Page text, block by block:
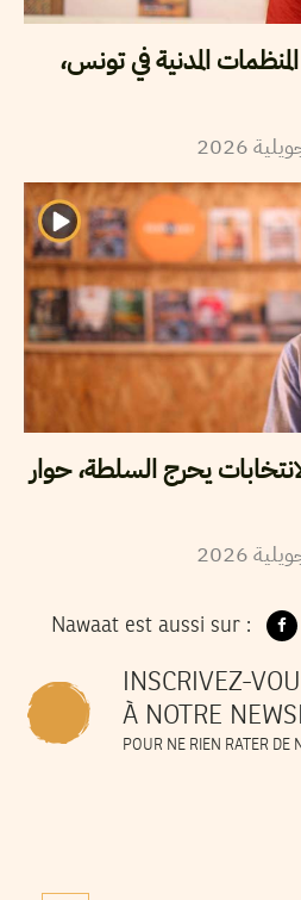
المدنية في تونس،
2026
يحرج السلطة، حوار
2026
Nawaat est aussi sur :
INSCRIVEZ-
À NOTRE
POUR NE RIEN RATER DE